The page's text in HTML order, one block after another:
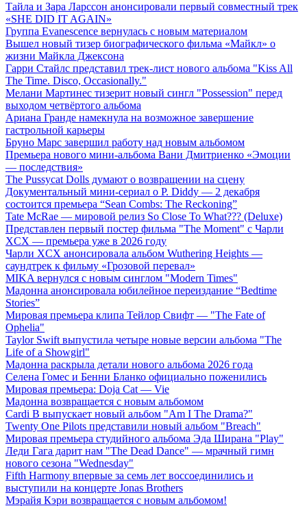
Тайла и Зара Ларссон анонсировали первый совместный трек
«SHE DID IT AGAIN»
Группа Evanescence вернулась с новым материалом
Вышел новый тизер биографического фильма «Майкл» о
жизни Майкла Джексона
Гарри Стайлс представил трек-лист нового альбома "Kiss All
The Time. Disco, Occasionally."
Мелани Мартинес тизерит новый сингл "Possession" перед
выходом четвёртого альбома
Ариана Гранде намекнула на возможное завершение
гастрольной карьеры
Бруно Марс завершил работу над новым альбомом
Премьера нового мини-альбома Вани Дмитриенко «Эмоции
— последствия»
The Pussycat Dolls думают о возвращении на сцену
Документальный мини-сериал о P. Diddy — 2 декабря
состоится премьера “Sean Combs: The Reckoning”
Tate McRae — мировой релиз So Close To What??? (Deluxe)
Представлен первый постер фильма "The Moment" с Чарли
XCX — премьера уже в 2026 году
Чарли XCX анонсировала альбом Wuthering Heights —
саундтрек к фильму «Грозовой перевал»
MIKA вернулся с новым синглом "Modern Times"
Мадонна анонсировала юбилейное переиздание “Bedtime
Stories”
Мировая премьера клипа Тейлор Свифт — "The Fate of
Ophelia"
Taylor Swift выпустила четыре новые версии альбома "The
Life of a Showgirl"
Мадонна раскрыла детали нового альбома 2026 года
Селена Гомес и Бенни Бланко официально поженились
Мировая премьера: Doja Cat — Vie
Мадонна возвращается с новым альбомом
Cardi B выпускает новый альбом "Am I The Drama?"
Twenty One Pilots представили новый альбом "Breach"
Мировая премьера студийного альбома Эда Ширана "Play"
Леди Гага дарит нам "The Dead Dance" — мрачный гимн
нового сезона "Wednesday"
Fifth Harmony впервые за семь лет воссоединились и
выступили на концерте Jonas Brothers
Мэрайя Кэри возвращается с новым альбомом!